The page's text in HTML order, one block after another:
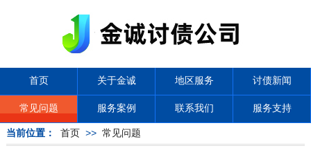
首页 关于金诚 地区服务 讨债新闻
常见问题 服务案例 联系我们 服务支持
当前位置： 首页 >> 常见问题